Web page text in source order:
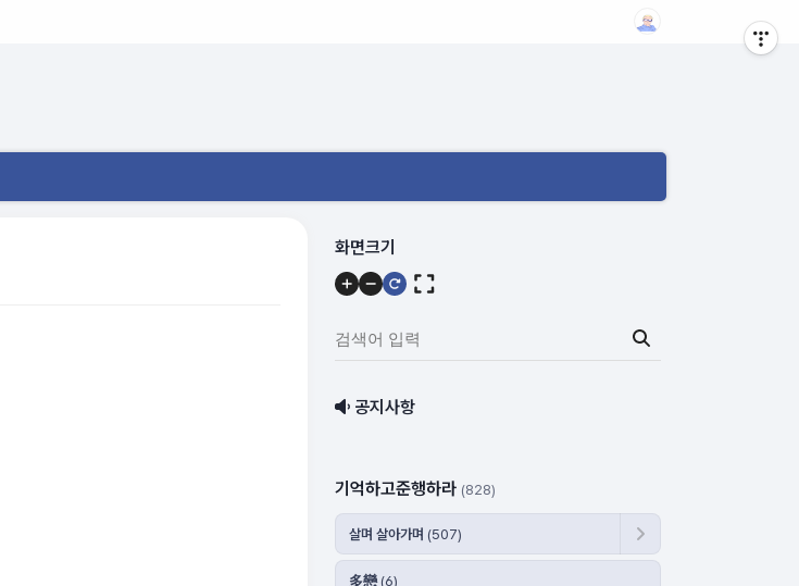
메
뉴
내
화면크기
검
색
입 공지사항
기억하고준행하라 (828)
살며 살아가며 (507)
多戀 (6)